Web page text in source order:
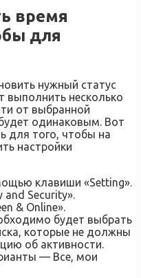
время
для
нужный статус
выполнить несколько
от выбранной
одинаковым. Вот
для того, чтобы на
настройки
клавиши «Setting».
and Security».
& Online».
будет выбрать
которые не должны
об активности.
— Все, мои